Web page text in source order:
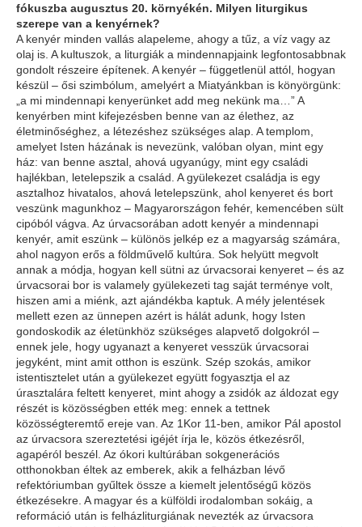
fókuszba augusztus 20. környékén. Milyen liturgikus
szerepe van a kenyérnek?
A kenyér minden vallás alapeleme, ahogy a tűz, a víz vagy az
olaj is. A kultuszok, a liturgiák a mindennapjaink legfontosabbnak
gondolt részeire építenek. A kenyér – függetlenül attól, hogyan
készül – ősi szimbólum, amelyért a Miatyánkban is könyörgünk:
„a mi mindennapi kenyerünket add meg nekünk ma…”A
kenyérben mint kifejezésben benne van az élethez, az
életminőséghez, a létezéshez szükséges alap. A templom,
amelyet Isten házának is nevezünk, valóban olyan, mint egy
ház: van benne asztal, ahová ugyanúgy, mint egy családi
hajlékban, letelepszik a család. A gyülekezet családja is egy
asztalhoz hivatalos, ahová letelepszünk, ahol kenyeret és bort
veszünk magunkhoz – Magyarországon fehér, kemencében sült
cipóból vágva. Az úrvacsorában adott kenyér a mindennapi
kenyér, amit eszünk – különös jelkép ez a magyarság számára,
ahol nagyon erős a földművelő kultúra. Sok helyütt megvolt
annak a mód­ja, hogyan kell sütni az úrvacsorai kenyeret – és az
úrvacsorai bor is valamely gyülekezeti tag saját terménye volt,
hiszen ami a miénk, azt ajándékba kaptuk. A mély jelentések
mellett ezen az ünnepen azért is hálát adunk, hogy Isten
gondoskodik az életünkhöz szükséges alapvető dolgokról –
ennek jele, hogy ugyanazt a kenyeret vesszük úrvacsorai
jegyként, mint amit otthon is eszünk. Szép szokás, amikor
istentisztelet után a gyülekezet együtt fogyasztja el az
úrasztalára feltett kenyeret, mint ahogy a zsidók az áldozat egy
részét is közösségben ették meg: ennek a tettnek
közösségteremtő ereje van. Az 1Kor 11-ben, amikor Pál apostol
az úrvacsora szereztetési igéjét írja le, közös étkezésről,
agapéról beszél. Az ókori kultúrában sokgenerációs
otthonokban éltek az emberek, akik a felházban lévő
refektóriumban gyűltek össze a kiemelt jelentőségű közös
étkezésekre. A magyar és a külföldi irodalomban sokáig, a
reformáció után is felházliturgiának nevezték az úrvacsora